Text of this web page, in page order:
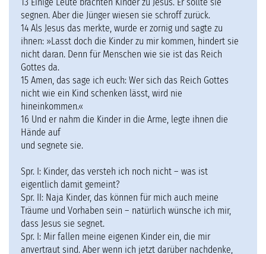
segnen. Aber die Jünger wiesen sie schroff zurück.
14 Als Jesus das merkte, wurde er zornig und sagte zu
ihnen: »Lasst doch die Kinder zu mir kommen, hindert sie
nicht daran. Denn für Menschen wie sie ist das Reich
Gottes da.
15 Amen, das sage ich euch: Wer sich das Reich Gottes
nicht wie ein Kind schenken lässt, wird nie
hineinkommen.«
16 Und er nahm die Kinder in die Arme, legte ihnen die
Hände auf
und segnete sie.
Spr. I: Kinder, das versteh ich noch nicht – was ist
eigentlich damit gemeint?
Spr. II: Naja Kinder, das können für mich auch meine
Träume und Vorhaben sein – natürlich wünsche ich mir,
dass Jesus sie segnet.
Spr. I: Mir fallen meine eigenen Kinder ein, die mir
anvertraut sind. Aber wenn ich jetzt darüber nachdenke,